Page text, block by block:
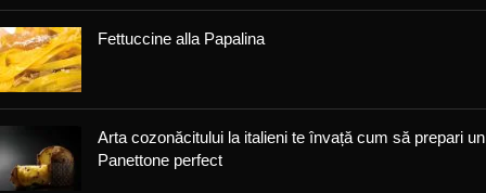
Fettuccine alla Papalina
Arta cozonăcitului la italieni te învață cum să prepari un
Panettone perfect